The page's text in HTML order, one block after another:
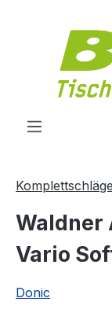
Waldner
Vario
Donic